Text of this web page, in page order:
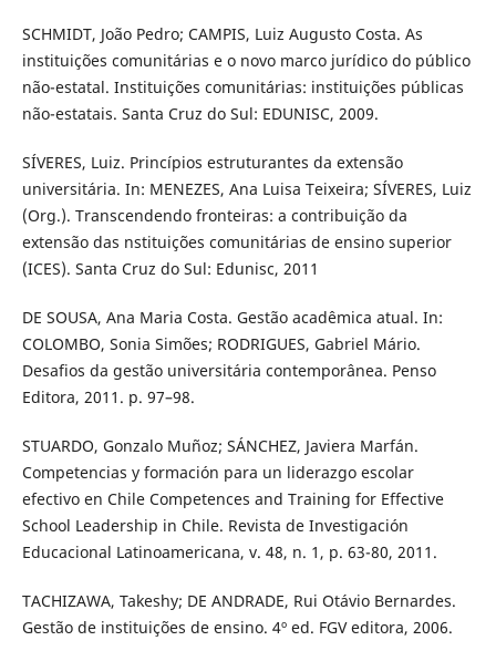
SCHMIDT, João Pedro; CAMPIS, Luiz Augusto Costa. As
instituições comunitárias e o novo marco jurídico do público
não-estatal. Instituições comunitárias: instituições públicas
não-estatais. Santa Cruz do Sul: EDUNISC, 2009.
SÍVERES, Luiz. Princípios estruturantes da extensão
universitária. In: MENEZES, Ana Luisa Teixeira; SÍVERES, Luiz
(Org.). Transcendendo fronteiras: a contribuição da
extensão das nstituições comunitárias de ensino superior
(ICES). Santa Cruz do Sul: Edunisc, 2011
DE SOUSA, Ana Maria Costa. Gestão acadêmica atual. In:
COLOMBO, Sonia Simões; RODRIGUES, Gabriel Mário.
Desafios da gestão universitária contemporânea. Penso
Editora, 2011. p. 97–98.
STUARDO, Gonzalo Muñoz; SÁNCHEZ, Javiera Marfán.
Competencias y formación para un liderazgo escolar
efectivo en Chile Competences and Training for Effective
School Leadership in Chile. Revista de Investigación
Educacional Latinoamericana, v. 48, n. 1, p. 63-80, 2011.
TACHIZAWA, Takeshy; DE ANDRADE, Rui Otávio Bernardes.
Gestão de instituições de ensino. 4º ed. FGV editora, 2006.